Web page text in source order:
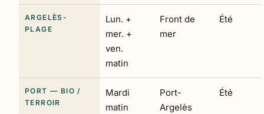
ARGELÈS-
PLAGE
Lun. +
mer. +
ven.
matin
Front de
mer
Été
PORT — BIO /
TERROIR
Mardi
matin
Port-
Argelès
Été